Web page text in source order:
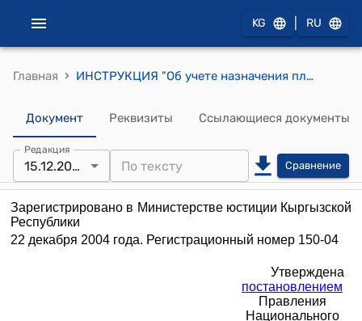
KG RU
Главная › ИНСТРУКЦИЯ "Об учете назначения платежей в банках" (Утверждена постановлением Правления Национального банка Кыргызской Республики от 25 ноября 2004 года N 30/5)
Документ Реквизиты Ссылающиеся документы
Редакция
15.12.2021 Сравнение